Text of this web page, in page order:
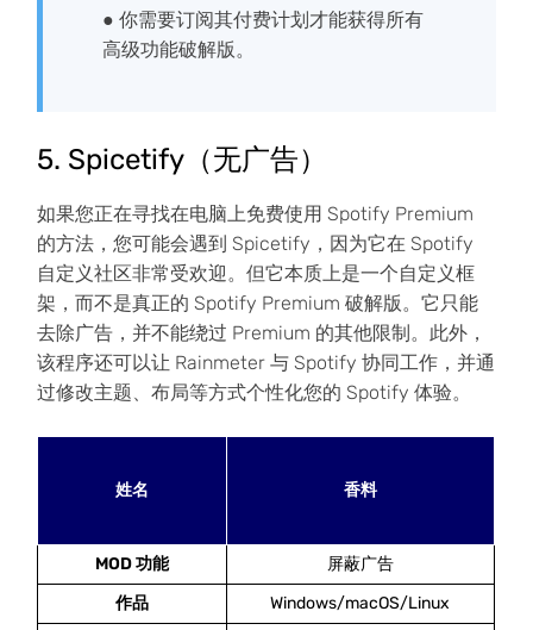
● 你需要订阅其付费计划才能获得所有
高级功能破解版。
5. Spicetify（无广告）
如果您正在寻找在电脑上免费使用 Spotify Premium
的方法，您可能会遇到 Spicetify，因为它在 Spotify
自定义社区非常受欢迎。但它本质上是一个自定义框
架，而不是真正的 Spotify Premium 破解版。它只能
去除广告，并不能绕过 Premium 的其他限制。此外，
该程序还可以让 Rainmeter 与 Spotify 协同工作，并通
过修改主题、布局等方式个性化您的 Spotify 体验。
姓名 香料
MOD 功能
屏蔽广告
作品
Windows/macOS/Linux